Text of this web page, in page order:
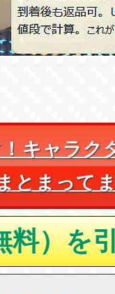
キャラク
とまって